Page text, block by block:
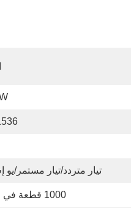
1536
تيار متردد/تيار مستمر/
1000 قطعة في الشهر